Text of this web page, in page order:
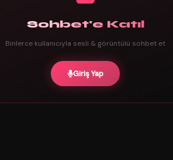
Sohbet'e Katıl
Binlerce kullanıcıyla sesli & görüntülü sohbet et
Giriş Yap